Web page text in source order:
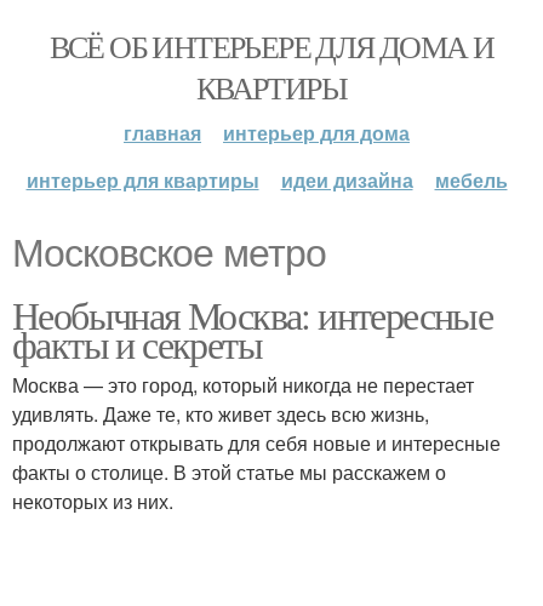
ВСЁ ОБ ИНТЕРЬЕРЕ ДЛЯ ДОМА И
КВАРТИРЫ
главная
интерьер для дома
интерьер для квартиры
идеи дизайна мебель
Московское метро
Необычная Москва: интересные
факты и секреты
Москва — это город, который никогда не перестает
удивлять. Даже те, кто живет здесь всю жизнь,
продолжают открывать для себя новые и интересные
факты о столице. В этой статье мы расскажем о
некоторых из них.